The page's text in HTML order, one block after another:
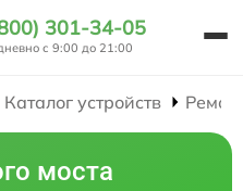
301-34-05
с 9:00 до 21:00
Каталог устройств
моста